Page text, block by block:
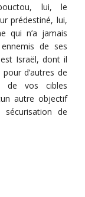
lui, le
prédestiné, lui,
qui n’a jamais
de ses
Israël, dont il
d’autres de
de vos cibles
autre objectif
de